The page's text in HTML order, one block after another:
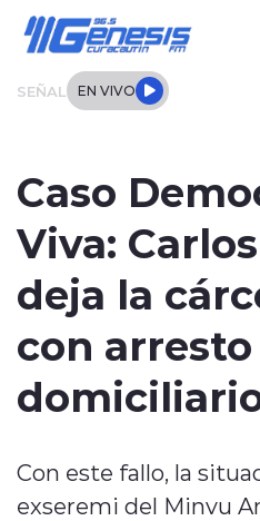
SEÑAL EN VIVO
Regional
Tendencias
Internacional
Deportes
Caso
Viva:
deja la
con arresto
Con este fallo, la
exseremi del Minvu